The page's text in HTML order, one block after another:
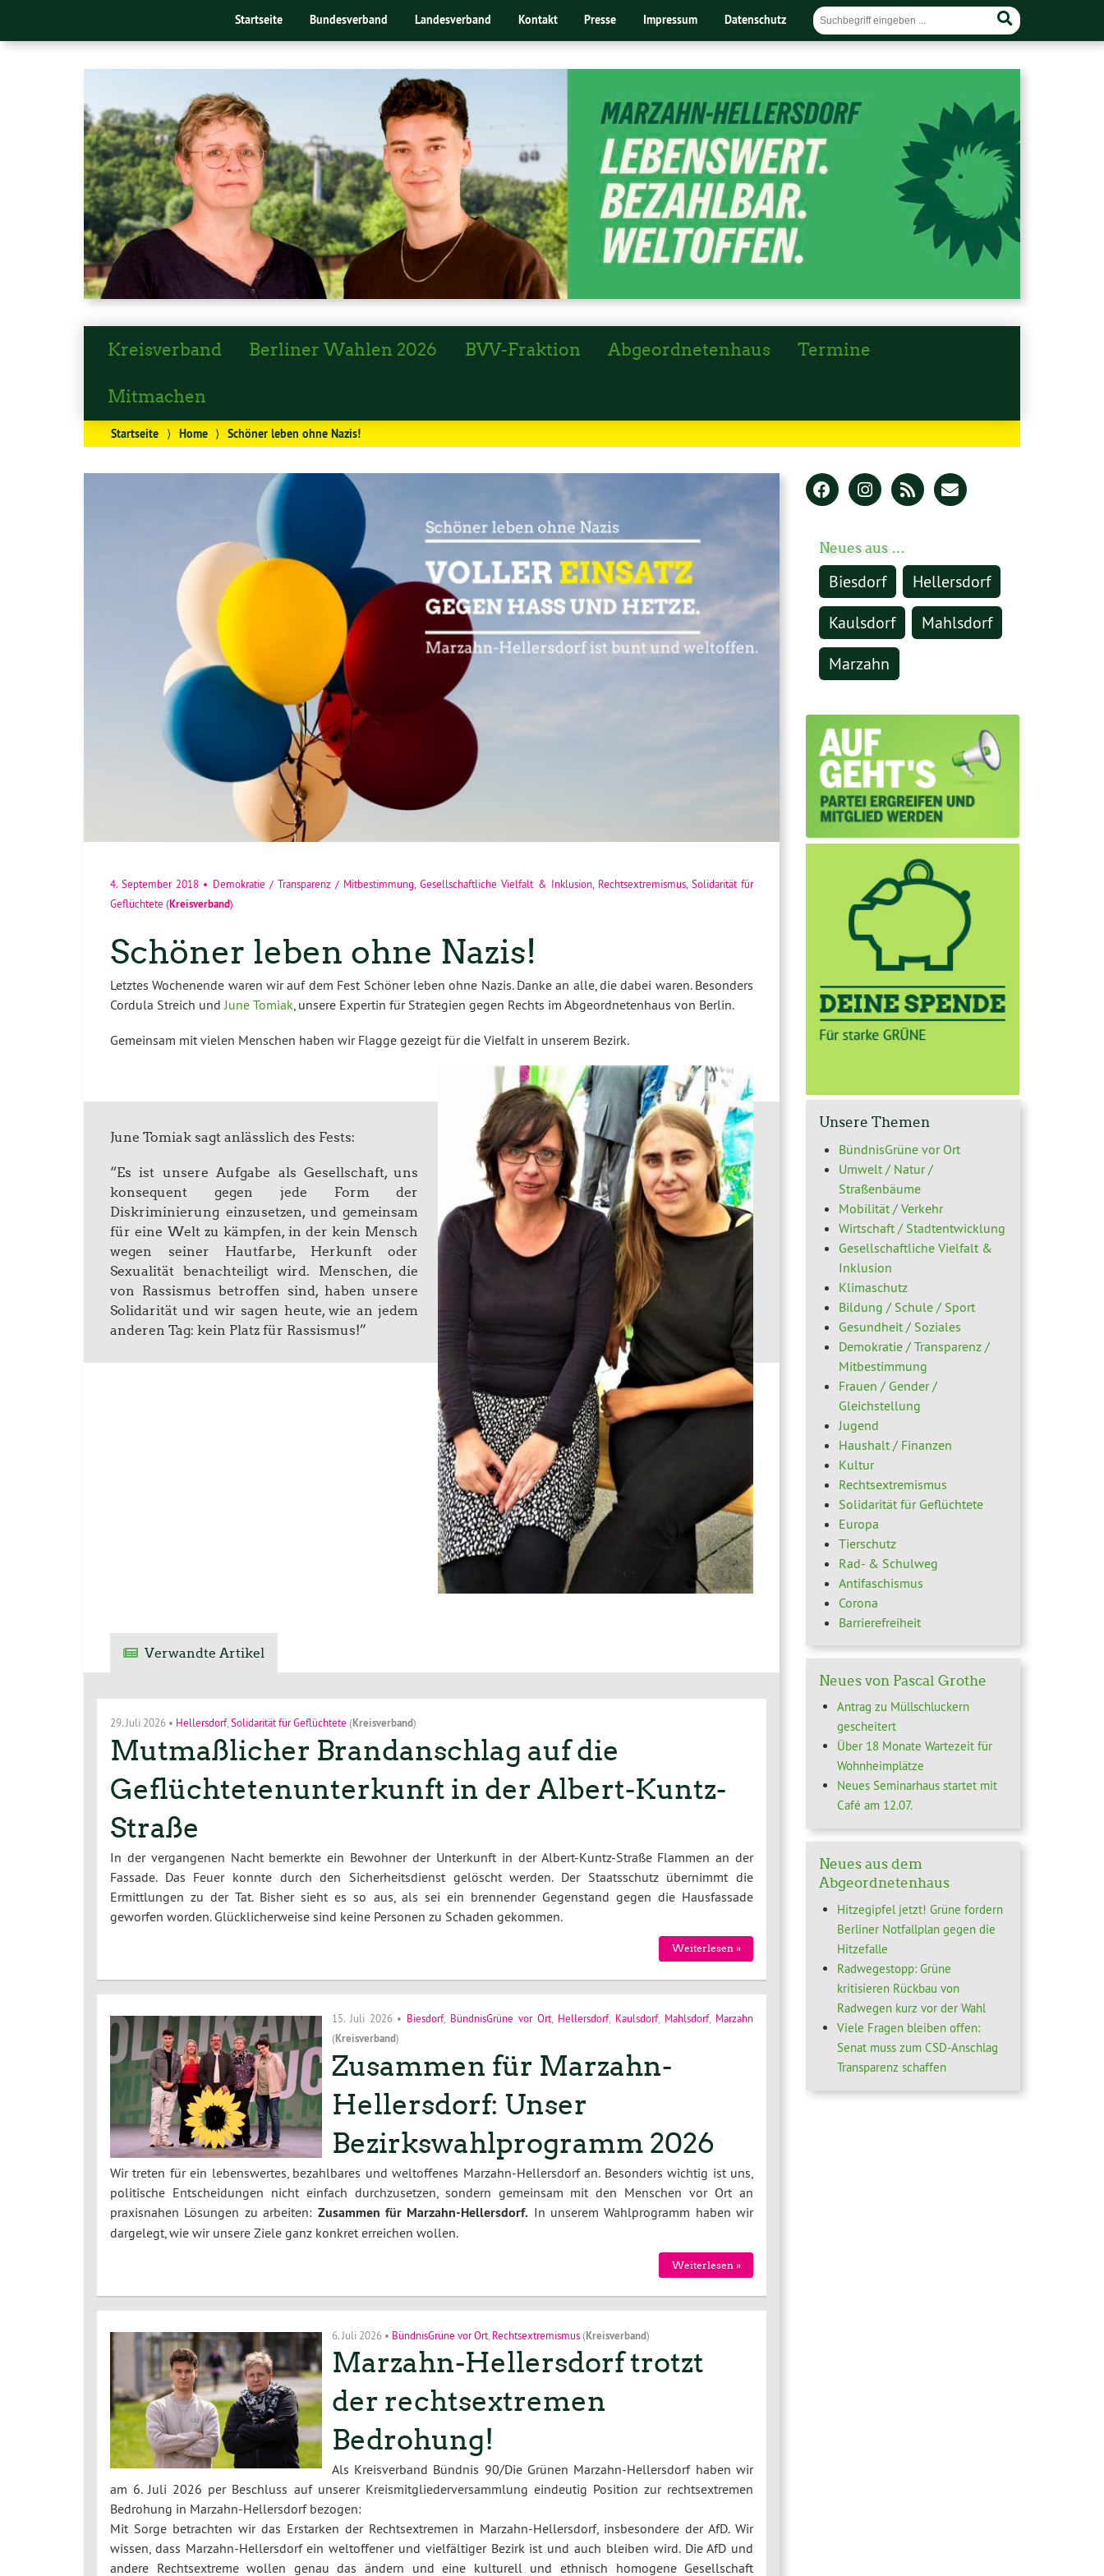
Startseite Bundesverband Landesverband Kontakt Presse Impressum Datenschutz
Kreisverband Berliner Wahlen 2026 BVV-Fraktion Abgeordnetenhaus Termine
Mitmachen
Startseite ⟩ Home ⟩ Schöner leben ohne Nazis!
4. September 2018 • Demokratie / Transparenz / Mitbestimmung,Gesellschaftliche Vielfalt & Inklusion, Rechtsextremismus,Solidarität für
Geflüchtete (Kreisverband)
Schöner leben ohne Nazis!
Letztes Wochenende waren wir auf dem Fest Schöner leben ohne Nazis. Danke an alle, die dabei waren. Besonders
Cordula Streich undJune Tomiak , unsere Expertin für Strategien gegen Rechts im Abgeordnetenhaus von Berlin.
Gemeinsam mit vielen Menschen haben wir Flagge gezeigt für die Vielfalt in unserem Bezirk.
June Tomiak sagt anlässlich des Fests:
“Es ist unsere Aufgabe als Gesellschaft, uns
konsequent gegen jede Form der
Diskriminierung einzusetzen, und gemeinsam
für eine Welt zu kämpfen, in der kein Mensch
wegen seiner Hautfarbe, Herkunft oder
Sexualität benachteiligt wird. Menschen, die
von Rassismus betroffen sind, haben unsere
Solidarität und wir sagen heute, wie an jedem
anderen Tag: kein Platz für Rassismus!”
Verwandte Artikel
29. Juli 2026 • Hellersdorf, Solidarität für Geflüchtete (Kreisverband)
Mutmaßlicher Brandanschlag auf die
Geflüchtetenunterkunft in der Albert-Kuntz-
Straße
In der vergangenen Nacht bemerkte ein Bewohner der Unterkunft in der Albert-Kuntz-Straße Flammen an der
Fassade. Das Feuer konnte durch den Sicherheitsdienst gelöscht werden. Der Staatsschutz übernimmt die
Ermittlungen zu der Tat. Bisher sieht es so aus, als sei ein brennender Gegenstand gegen die Hausfassade
geworfen worden. Glücklicherweise sind keine Personen zu Schaden gekommen.
Weiterlesen »
15. Juli 2026• Biesdorf, BündnisGrüne vor Ort Hellersdorf, Kaulsdorf, Mahlsdorf, Marzahn
(Kreisverband)
Zusammen für Marzahn-
Hellersdorf: Unser
Bezirkswahlprogramm 2026
Wir treten für ein lebenswertes, bezahlbares und weltoffenes Marzahn-Hellersdorf an. Besonders wichtig ist uns,
politische Entscheidungen nicht einfach durchzusetzen, sondern gemeinsam mit den Menschen vor Ort an
praxisnahen Lösungen zu arbeiten: Zusammen für Marzahn-Hellersdorf. In unserem Wahlprogramm haben wir
dargelegt, wie wir unsere Ziele ganz konkret erreichen wollen.
Weiterlesen »
6. Juli 2026• BündnisGrüne vor Ort, Rechtsextremismus(Kreisverband)
Marzahn-Hellersdorf trotzt
der rechtsextremen
Bedrohung!
Als Kreisverband Bündnis 90/Die Grünen Marzahn-Hellersdorf haben wir
am 6. Juli 2026 per Beschluss auf unserer Kreismitgliederversammlung eindeutig Position zur rechtsextremen
Bedrohung in Marzahn-Hellersdorf bezogen:
Mit Sorge betrachten wir das Erstarken der Rechtsextremen in Marzahn-Hellersdorf, insbesondere der AfD. Wir
wissen, dass Marzahn-Hellersdorf ein weltoffener und vielfältiger Bezirk ist und auch bleiben wird. Die AfD und
andere Rechtsextreme wollen genau das ändern und eine kulturell und ethnisch homogene Gesellschaft
Neues aus …
Biesdorf
Hellersdorf
Kaulsdorf
Mahlsdorf
Marzahn
Unsere Themen
BündnisGrüne vor Ort
Umwelt / Natur /
Straßenbäume
Mobilität / Verkehr
Wirtschaft / Stadtentwicklung
Gesellschaftliche Vielfalt &
Inklusion
Klimaschutz
Bildung / Schule / Sport
Gesundheit / Soziales
Demokratie / Transparenz /
Mitbestimmung
Frauen / Gender /
Gleichstellung
Jugend
Haushalt / Finanzen
Kultur
Rechtsextremismus
Solidarität für Geflüchtete
Europa
Tierschutz
Rad- & Schulweg
Antifaschismus
Corona
Barrierefreiheit
Neues von Pascal Grothe
Antrag zu Müllschluckern
gescheitert
Über 18 Monate Wartezeit für
Wohnheimplätze
Neues Seminarhaus startet mit
Café am 12.07.
Neues aus dem
Abgeordnetenhaus
Hitzegipfel jetzt! Grüne fordern
Berliner Notfallplan gegen die
Hitzefalle
Radwegestopp: Grüne
kritisieren Rückbau von
Radwegen kurz vor der Wahl
Viele Fragen bleiben offen:
Senat muss zum CSD-Anschlag
Transparenz schaffen